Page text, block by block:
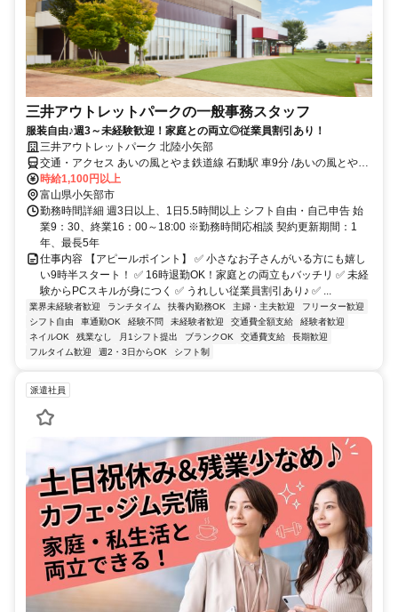
三井アウトレットパークの一般事務スタッフ
服装自由♪週3～未経験歓迎！家庭との両立◎従業員割引あり！
三井アウトレットパーク 北陸小矢部
交通・アクセス あいの風とやま鉄道線 石動駅 車9分 /あいの風とやま
鉄道線 福岡駅 車13分/ IRいしかわ鉄道線 倶利伽羅駅 車15分
時給1,100円以上
富山県小矢部市
勤務時間詳細 週3日以上、1日5.5時間以上 シフト自由・自己申告 始
業9：30、終業16：00～18:00 ※勤務時間応相談 契約更新期間：1
年、最長5年
仕事内容 【アピールポイント】 ✅ 小さなお子さんがいる方にも嬉し
い9時半スタート！ ✅ 16時退勤OK！家庭との両立もバッチリ ✅ 未経
験からPCスキルが身につく ✅ うれしい従業員割引あり♪ ✅ ...
業界未経験者歓迎 ランチタイム 扶養内勤務OK 主婦・主夫歓迎
フリーター歓迎
シフト自由
車通勤OK 経験不問 未経験者歓迎 交通費全額支給
経験者歓迎
ネイルOK
残業なし 月1シフト提出 ブランクOK 交通費支給
長期歓迎
フルタイム歓迎
週2・3日からOK シフト制
派遣社員